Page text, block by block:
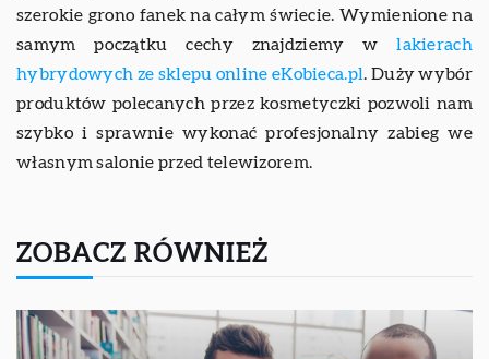
szerokie grono fanek na całym świecie. Wymienione na
samym początku cechy znajdziemy wlakierach
hybrydowych ze sklepu online eKobieca.pl. Duży wybór
produktów polecanych przez kosmetyczki pozwoli nam
szybko i sprawnie wykonać profesjonalny zabieg we
własnym salonie przed telewizorem.
ZOBACZ RÓWNIEŻ